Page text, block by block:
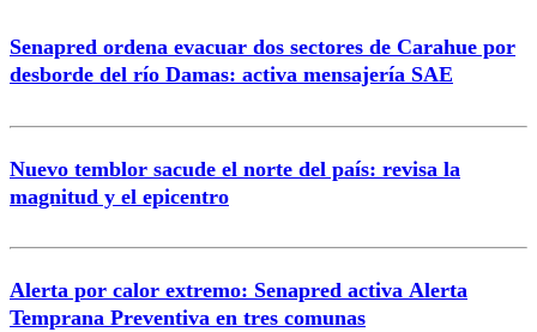
Correo
Senapred ordena evacuar dos sectores de Carahue por
desborde del río Damas: activa mensajería SAE
Nuevo temblor sacude el norte del país: revisa la
magnitud y el epicentro
Alerta por calor extremo: Senapred activa Alerta
Temprana Preventiva en tres comunas